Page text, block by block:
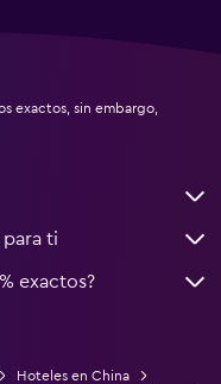
exactos, sin embargo,
ti
exactos?
Hoteles en China